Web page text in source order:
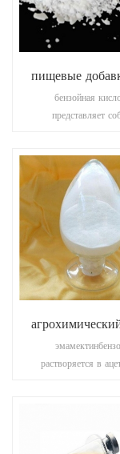
soluble in water,
soluble in
soluble in
бензойная
представляет
ароматическую
кислоту.
растворяется в